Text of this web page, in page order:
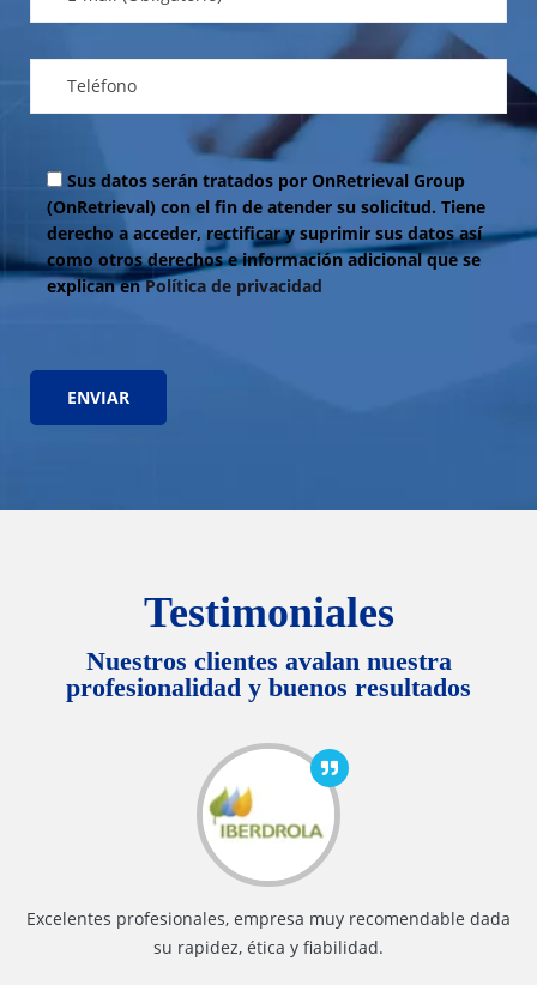
Sus datos serán tratados por OnRetrieval Group
(OnRetrieval) con el fin de atender su solicitud. Tiene
derecho a acceder, rectificar y suprimir sus datos así
como otros derechos e información adicional que se
explican enPolítica de privacidad
Testimoniales
Nuestros clientes avalan nuestra
profesionalidad y buenos resultados
Estamos muy satisfechos por el trabajo realizado en
OnRetrieval. En menos de una semana nos han recuperado